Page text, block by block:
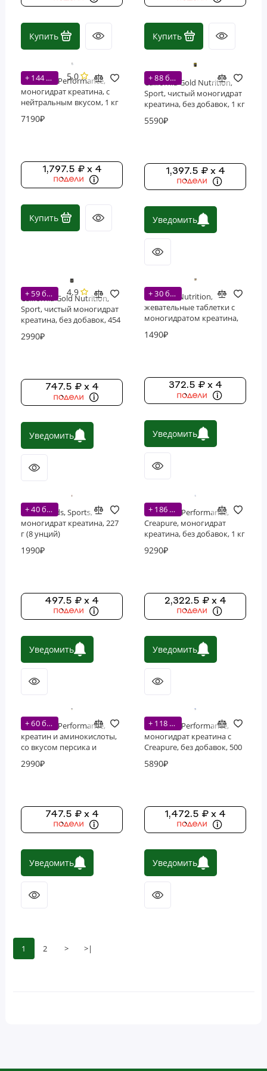
Купить Купить
+ 144 бонусов 5.0
Nutricost, Performance,
моногидрат креатина, с
нейтральным вкусом, 1 кг
7190₽
1,797.5 ₽ x 4
Купить
+ 88 бонусов
California Gold Nutrition,
Sport, чистый моногидрат
креатина, без добавок, 1 кг
5590₽
1,397.5 ₽ x 4
Уведомить
+ 59 бонусов 4.9
California Gold Nutrition,
Sport, чистый моногидрат
креатина, без добавок, 454
2990₽
747.5 ₽ x 4
Уведомить
+ 30 бонусов
EVLution Nutrition,
жевательные таблетки с
моногидратом креатина,
(30 порций)
1490₽
372.5 ₽ x 4
Уведомить
+ 40 бонусов
NOW Foods, Sports,
моногидрат креатина, 227
г (8 унций)
1990₽
497.5 ₽ x 4
Уведомить
+ 186 бонусов
Nutricost, Performance,
Creapure, моногидрат
креатина, без добавок, 1 кг
9290₽
2,322.5 ₽ x 4
Уведомить
+ 60 бонусов
Nutricost, Performance,
креатин и аминокислоты,
со вкусом персика и
2990₽
747.5 ₽ x 4
Уведомить
+ 118 бонусов
Nutricost, Performance,
моногидрат креатина с
Creapure, без добавок, 500
5890₽
1,472.5 ₽ x 4
Уведомить
1 2 > >|